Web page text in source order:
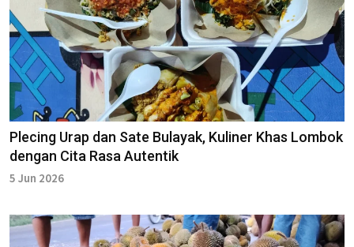
Plecing Urap dan Sate Bulayak, Kuliner Khas Lombok
dengan Cita Rasa Autentik
5 Jun 2026